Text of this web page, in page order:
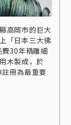
高岡市的巨大
「日本三大佛
30年精雕細
木製成，於
冊為最重要